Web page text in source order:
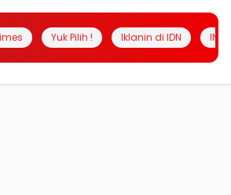
Yuk Pilih ! Iklanin di IDN